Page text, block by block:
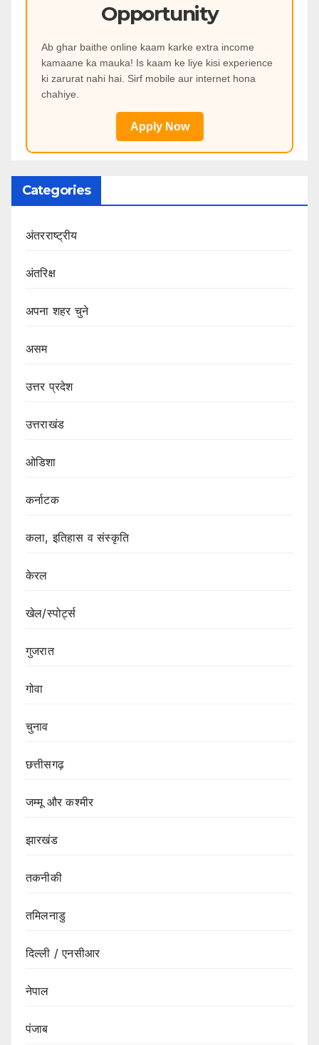
Opportunity
Ab ghar baithe online kaam karke extra income
kamaane ka mauka! Is kaam ke liye kisi experience
ki zarurat nahi hai. Sirf mobile aur internet hona
chahiye.
Apply Now
Categories
अंतरराष्ट्रीय
अंतरिक्ष
अपना शहर चुने
असम
उत्तर प्रदेश
उत्तराखंड
ओडिशा
कर्नाटक
कला, इतिहास व संस्कृति
केरल
खेल/स्पोर्ट्स
गुजरात
गोवा
चुनाव
छत्तीसगढ़
जम्मू और कश्मीर
झारखंड
तकनीकी
तमिलनाडु
दिल्ली / एनसीआर
नेपाल
पंजाब